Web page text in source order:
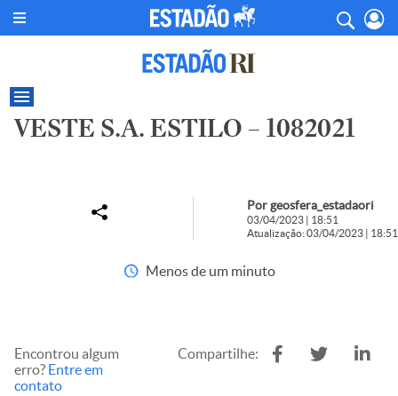
VESTE S.A. ESTILO – 1082021
Por geosfera_estadaori
03/04/2023 | 18:51
Atualização: 03/04/2023 | 18:51
Menos de um minuto
Encontrou algum
erro? Entre em
contato
Compartilhe: